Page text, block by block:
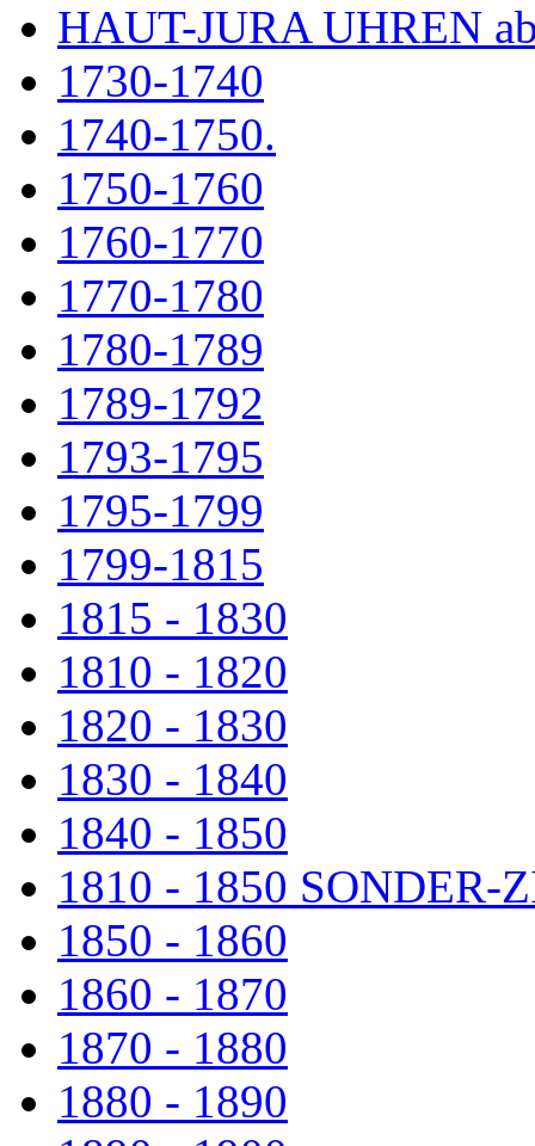
HAUT-JURA UHREN
1730-1740
1740-1750.
1750-1760
1760-1770
1770-1780
1780-1789
1789-1792
1793-1795
1795-1799
1799-1815
1815 - 1830
1810 - 1820
1820 - 1830
1830 - 1840
1840 - 1850
1810 - 1850 SONDER-
1850 - 1860
1860 - 1870
1870 - 1880
1880 - 1890